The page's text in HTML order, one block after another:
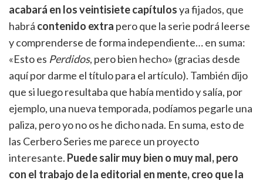
acabará en los veintisiete capítulosya fijados, que
habrá contenido extra pero que la serie podrá leerse
y comprenderse de forma independiente… en suma:
«Esto es Perdidos, pero bien hecho» (gracias desde
aquí por darme el título para el artículo). También dijo
que si luego resultaba que había mentido y salía, por
ejemplo, una nueva temporada, podíamos pegarle una
paliza, pero yo no os he dicho nada. En suma, esto de
las Cerbero Series me parece un proyecto
interesante. Puede salir muy bien o muy mal, pero
con el trabajo de la editorial en mente, creo que la